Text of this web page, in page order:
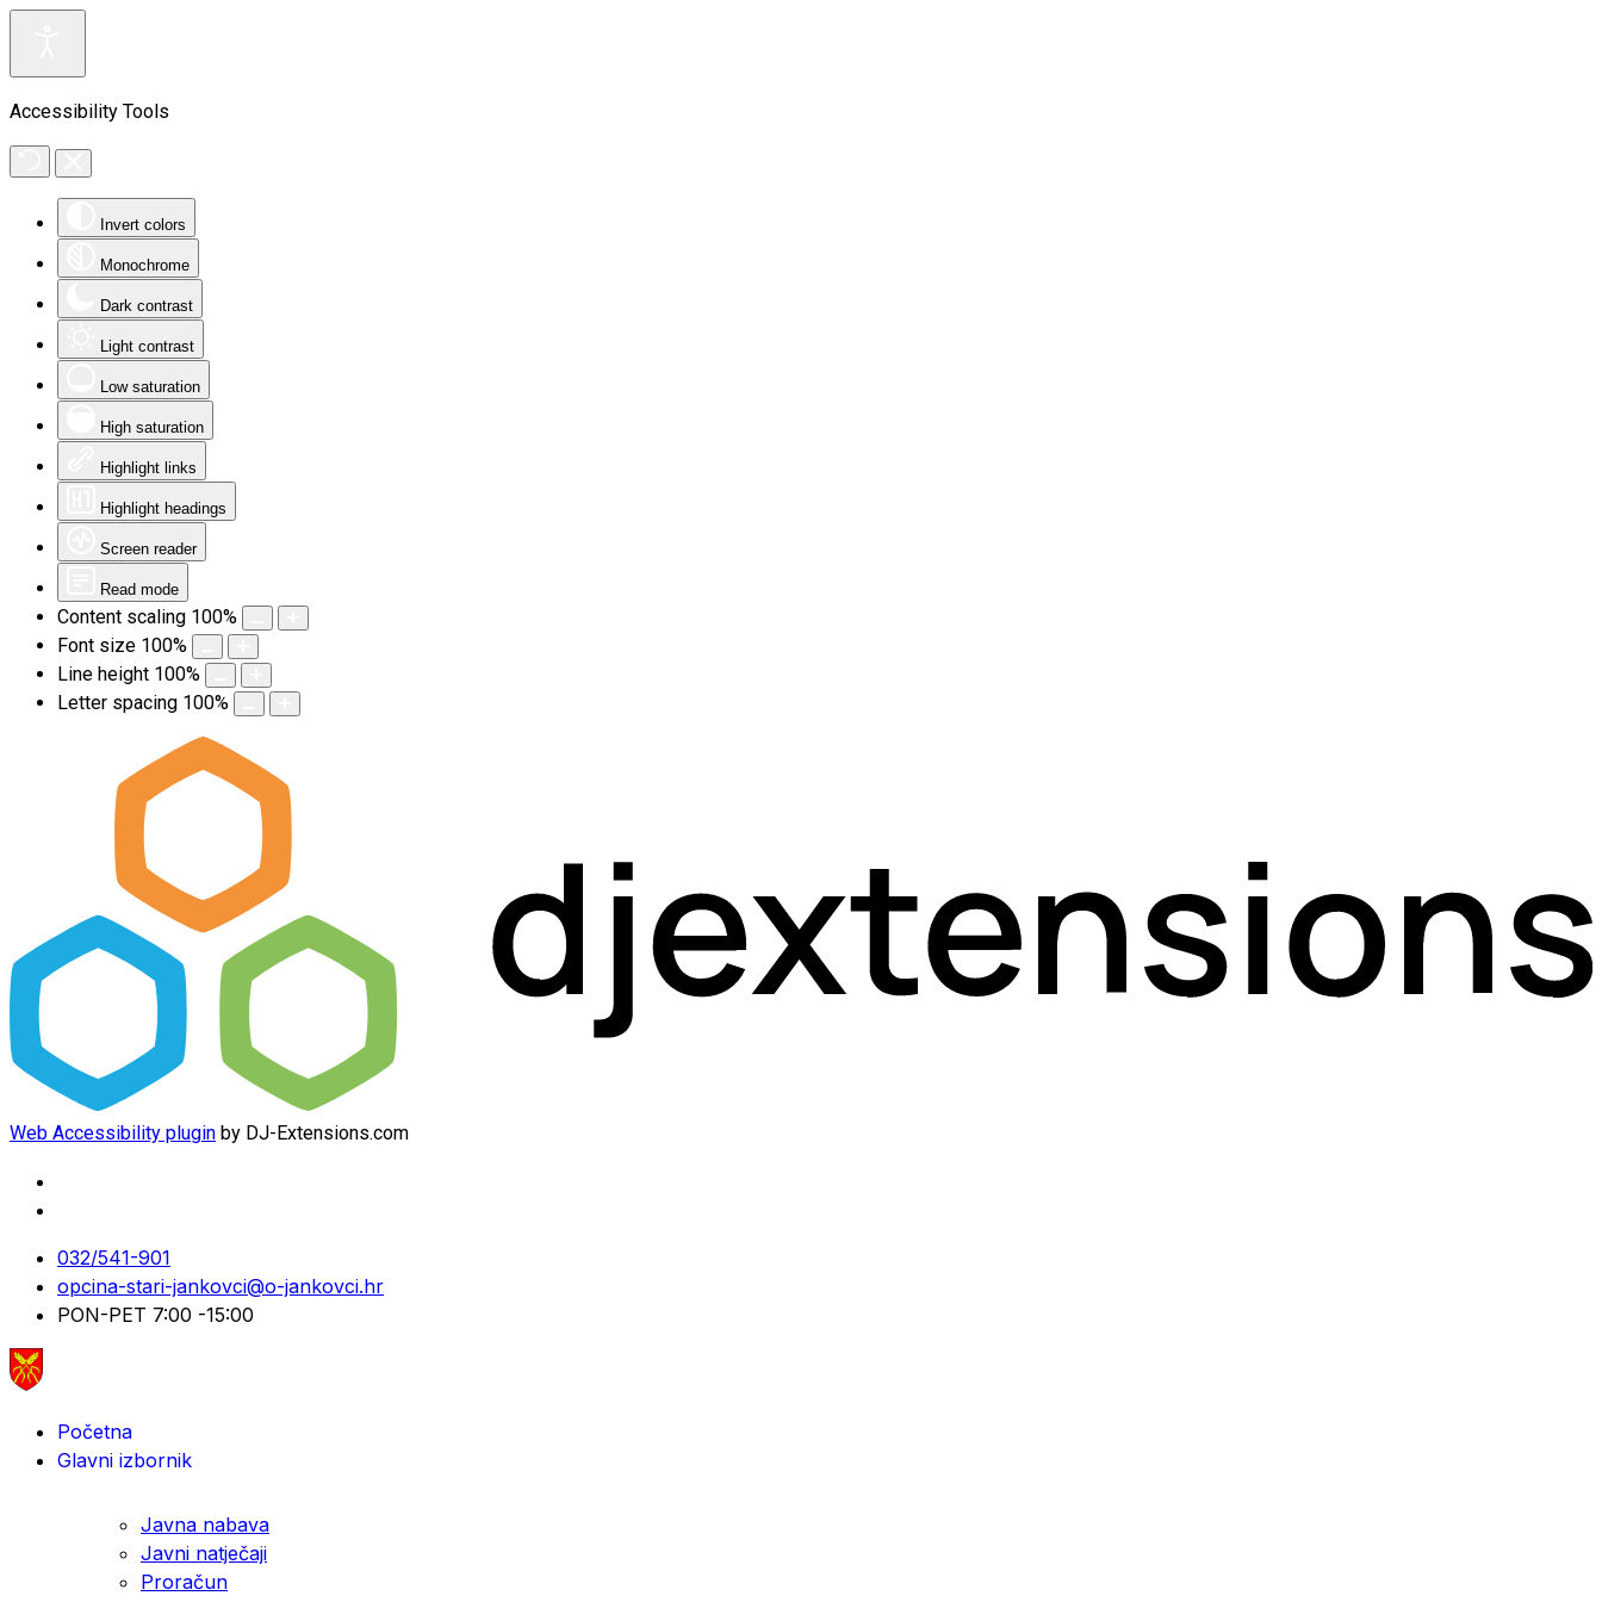
Accessibility Tools
Invert colors
Monochrome
Dark contrast
Light contrast
Low saturation
High saturation
Highlight links
Highlight headings
Screen reader
Read mode
Content scaling 100%
Font size 100%
Line height 100%
Letter spacing 100%
Web Accessibility plugin by DJ-Extensions.com
032/541-901
opcina-stari-jankovci@o-jankovci.hr
PON-PET 7:00 -15:00
Početna
Glavni izbornik
Javna nabava
Javni natječaji
Proračun